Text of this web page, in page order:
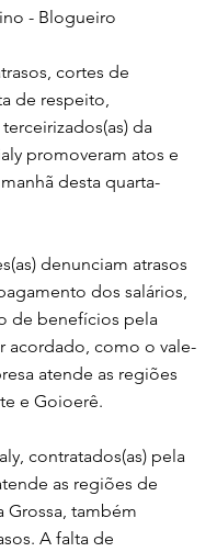
- Blogueiro
cortes de
de respeito,
da
promoveram atos e
desta quarta-
denunciam atrasos
dos salários,
de benefícios pela
acordado, como o vale-
atende as regiões
e Goioerê.
contratados(as) pela
as regiões de
Grossa, também
A falta de